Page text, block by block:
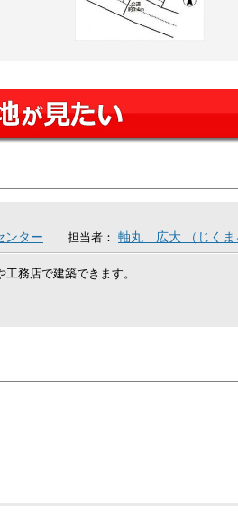
ンター 担当者： 軸丸 広大 （じくま
務店で建築できます。